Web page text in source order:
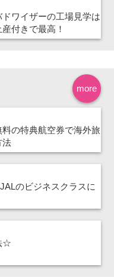
ドワイザーの工場見学は
付きで最高！
more
料の特典航空券で海外旅
法
のビジネスクラスに
☆